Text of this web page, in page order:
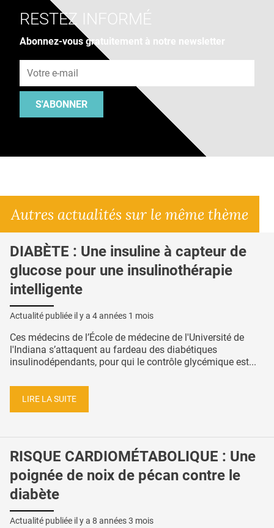
RESTEZ INFORMÉ
Abonnez-vous gratuitement à notre newsletter
S'ABONNER
Autres actualités sur le même thème
DIABÈTE : Une insuline à capteur de
glucose pour une insulinothérapie
intelligente
Actualité publiée il y a 4 années 1 mois
Ces médecins de l’École de médecine de l'Université de
l'Indiana s’attaquent au fardeau des diabétiques
insulinodépendants, pour qui le contrôle glycémique est...
LIRE LA SUITE
RISQUE CARDIOMÉTABOLIQUE : Une
poignée de noix de pécan contre le
diabète
Actualité publiée il y a 8 années 3 mois